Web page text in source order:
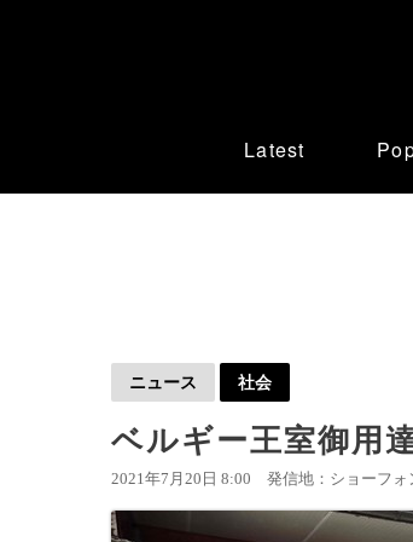
Latest
ニュース 社会
ベルギー王室御用
2021年7月20日 8:00 発信地：ショーフ